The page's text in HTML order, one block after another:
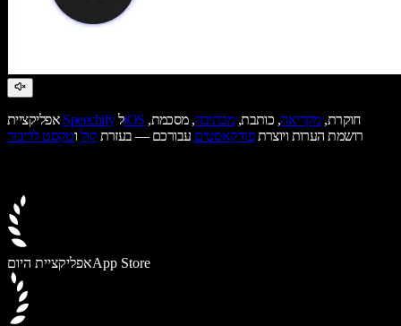
אפליקציית Speechify לiOS חוקרת,מקריאה, כותבת,מכתיבה, מסכמת,
רושמת הערות ויוצרתפודקאסטים עבורכם — בעזרת קול וטקסט לדיבור
אפליקציית היוםApp Store